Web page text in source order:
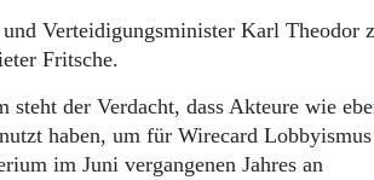
Verteidigungsminister Karl Theodor
Fritsche.
der Verdacht, dass Akteure wie
haben, um für Wirecard Lobbyismus
im Juni vergangenen Jahres an